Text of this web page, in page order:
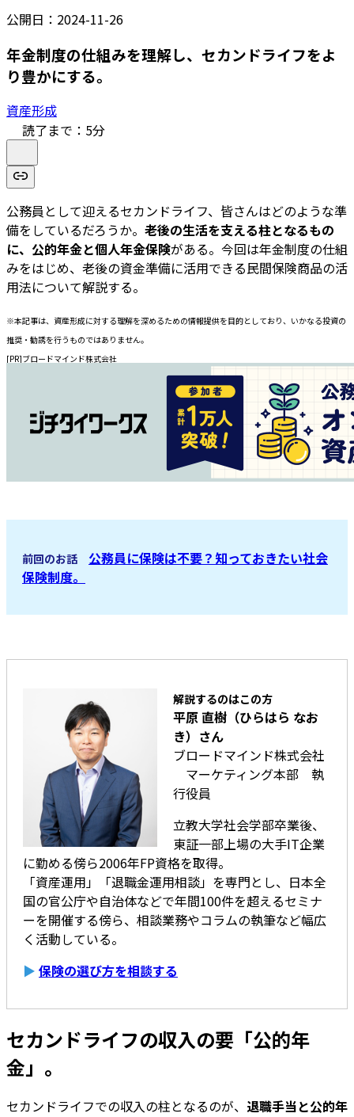
公開日： 2024-11-26
年金制度の仕組みを理解し、セカンドライフをよ
り豊かにする。
資産形成
読了まで： 5分
公務員として迎えるセカンドライフ、皆さんはどのような準
備をしているだろうか。 老後の生活を支える柱となるもの
に、公的年金と個人年金保険がある。今回は年金制度の仕組
みをはじめ、老後の資金準備に活用できる民間保険商品の活
用法について解説する。
※本記事は、資産形成に対する理解を深めるための情報提供を目的としており、いかなる投資の
推奨・勧誘を行うものではありません。
[PR]ブロードマインド株式会社
前回のお話
公務員に保険は不要？知っておきたい社会
保険制度。
解説するのはこの方
平原 直樹（ひらはら なお
き）さん
ブロードマインド株式会社
マーケティング本部 執
行役員
立教大学社会学部卒業後、
東証一部上場の大手IT企業
に勤める傍ら2006年FP資格を取得。
「資産運用」「退職金運用相談」を専門とし、日本全
国の官公庁や自治体などで年間100件を超えるセミナ
ーを開催する傍ら、相談業務やコラムの執筆など幅広
く活動している。
▶ 保険の選び方を相談する
セカンドライフの収入の要「公的年
金」。
セカンドライフでの収入の柱となるのが、 退職手当と公的年